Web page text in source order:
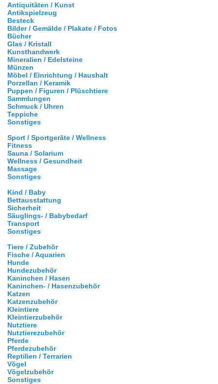
Antiquitäten / Kunst
Antikspielzeug
Besteck
Bilder / Gemälde / Plakate / Fotos
Bücher
Glas / Kristall
Kunsthandwerk
Mineralien / Edelsteine
Münzen
Möbel / Einrichtung / Haushalt
Porzellan / Keramik
Puppen / Figuren / Plüschtiere
Sammlungen
Schmuck / Uhren
Teppiche
Sonstiges
Sport / Sportgeräte / Wellness
Fitness
Sauna / Solarium
Wellness / Gesundheit
Massage
Sonstiges
Kind / Baby
Bettausstattung
Sicherheit
Säuglings- / Babybedarf
Transport
Sonstiges
Tiere / Zubehör
Fische / Aquarien
Hunde
Hundezubehör
Kaninchen / Hasen
Kaninchen- / Hasenzubehör
Katzen
Katzenzubehör
Kleintiere
Kleintierzubehör
Nutztiere
Nutztierezubehör
Pferde
Pferdezubehör
Reptilien / Terrarien
Vögel
Vögelzubehör
Sonstiges